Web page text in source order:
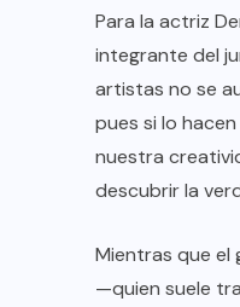
Para la actriz
integrante del
artistas no se
pues si lo
nuestra
descubrir la
Mientras que el
—quien suele